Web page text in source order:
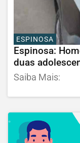
ESPINOSA
Espinosa:
duas
Saiba Mais: